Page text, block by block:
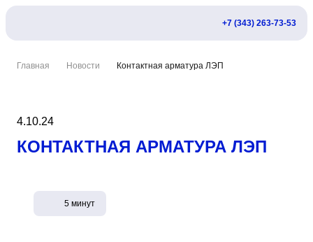
+7 (343) 263-73-53
Главная Новости Контактная арматура ЛЭП
КОНТАКТНАЯ АРМАТУРА ЛЭП
4.10.24
5 минут